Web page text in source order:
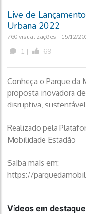
Live de
Urbana 2022
760 visualizações - 15/12/
1 | 69
Conheça o Parque da
proposta inovadora
disruptiva,
Realizado pela
Mobilidade Estadão
Saiba mais em:
https://
Vídeos em destaque